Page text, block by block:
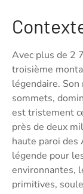
Avec plus de 2
troisième
légendaire.
sommets,
est tristement
près de deux
haute paroi
légende pour
environnantes,
primitives,